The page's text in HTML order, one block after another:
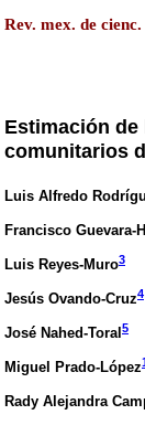
Rev. mex. de
Estimación
comunitarios
Luis Alfredo
Francisco Guevara-
Luis Reyes-Muro3
Jesús Ovando-Cruz4
José Nahed-Toral 5
Miguel Prado-López
Rady Alejandra